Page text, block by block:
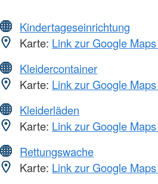
Kindertageseinrichtung
Karte: Link zur Google
Kleidercontainer
Karte: Link zur Google
Kleiderläden
Karte: Link zur Google
Rettungswache
Karte: Link zur Google